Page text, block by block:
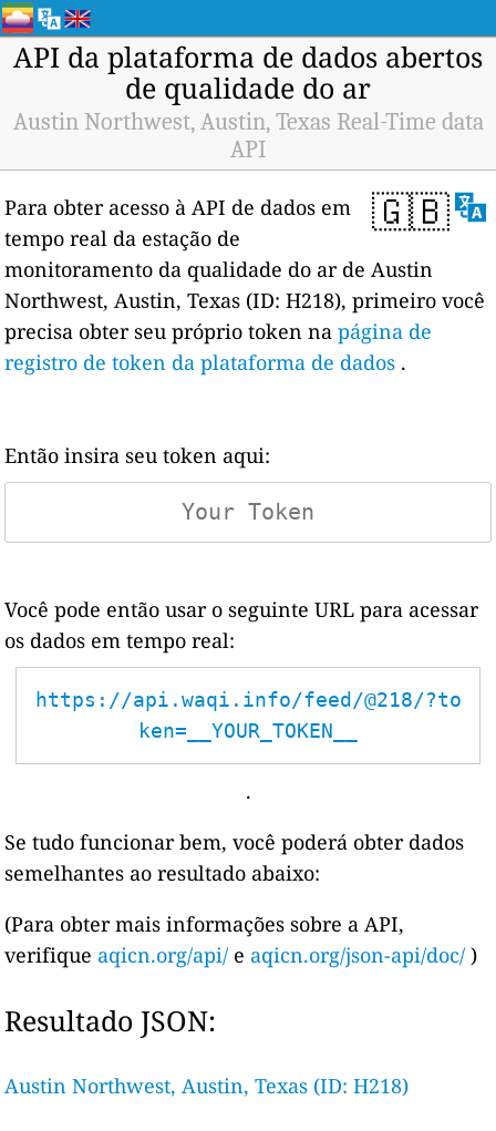
API da plataforma de dados abertos
de qualidade do ar
Austin Northwest, Austin, Texas Real-Time data
API
🇬🇧
Para obter acesso à API de dados em
tempo real da estação de
monitoramento da qualidade do ar de Austin
Northwest, Austin, Texas (ID: H218), primeiro você
precisa obter seu próprio token napágina de
registro de token da plataforma de dados .
Então insira seu token aqui:
Você pode então usar o seguinte URL para acessar
os dados em tempo real:
https://api.waqi.info/feed/@218/?to
ken=__YOUR_TOKEN__
.
Se tudo funcionar bem, você poderá obter dados
semelhantes ao resultado abaixo:
(Para obter mais informações sobre a API,
verifique aqicn.org/api/ e aqicn.org/json-api/doc/ )
Resultado JSON:
Austin Northwest, Austin, Texas (ID: H218)